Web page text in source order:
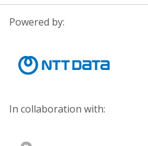
Powered by:
In collaboration with: